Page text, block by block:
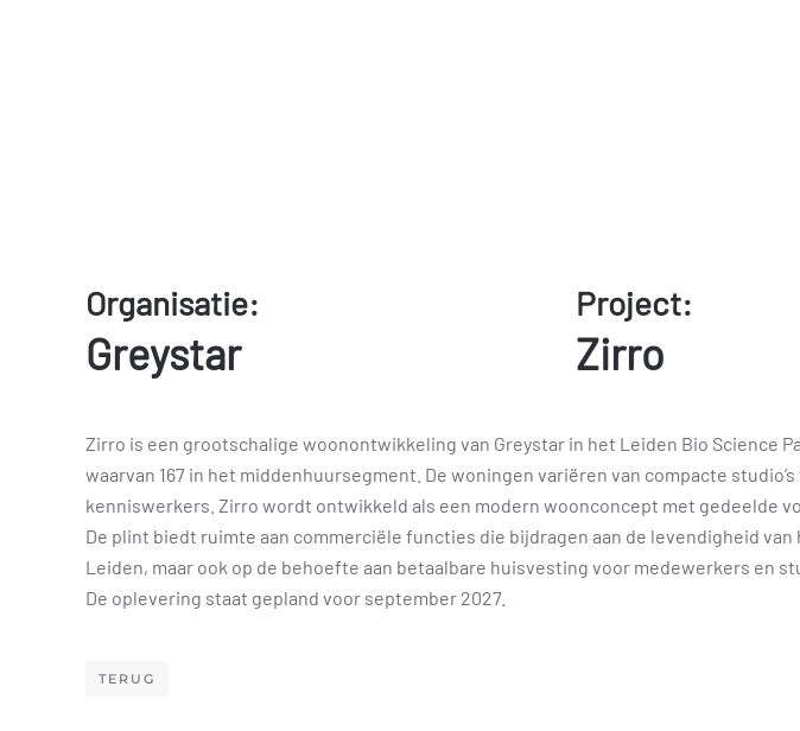
Organisatie:
Greystar
Project:
Zirro
Zirro is een grootschalige woonontwikkeling van Greystar in het Leiden Bio Science
waarvan 167 in het middenhuursegment. De woningen variëren van compacte
kenniswerkers. Zirro wordt ontwikkeld als een modern woonconcept met gedeelde
De plint biedt ruimte aan commerciële functies die bijdragen aan de levendigheid
Leiden, maar ook op de behoefte aan betaalbare huisvesting voor medewerkers en
De oplevering staat gepland voor september 2027.
TERUG